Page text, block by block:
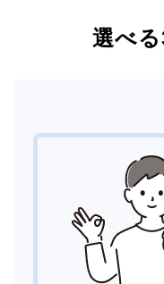
選べ